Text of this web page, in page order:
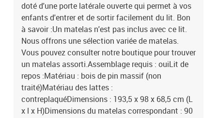
doté d'une porte latérale ouverte qui permet à vos
enfants d'entrer et de sortir facilement du lit. Bon
à savoir :Un matelas n'est pas inclus avec ce lit.
Nous offrons une sélection variée de matelas.
Vous pouvez consulter notre boutique pour trouver
un matelas assorti.Assemblage requis : ouiLit de
repos :Matériau : bois de pin massif (non
traité)Matériau des lattes :
contreplaquéDimensions : 193,5 x 98 x 68,5 cm (L
x l x H)Dimensions du matelas correspondant : 90